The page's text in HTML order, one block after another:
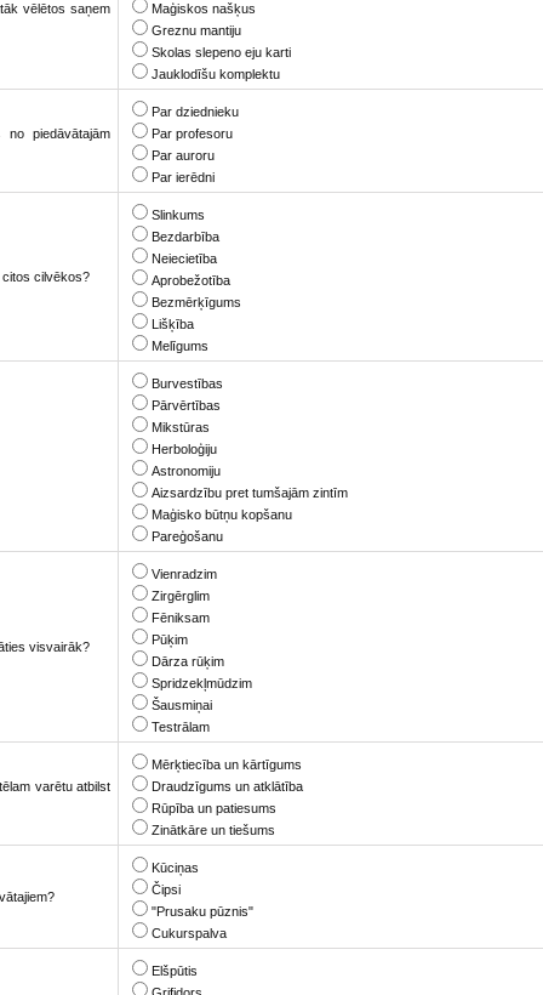
vēlētos saņem
Maģiskos našķus
Greznu mantiju
Skolas slepeno eju karti
Jauklodīšu komplektu
piedāvātajām
Par dziednieku
Par profesoru
Par auroru
Par ierēdni
cilvēkos?
Slinkums
Bezdarbība
Neiecietība
Aprobežotība
Bezmērķīgums
Lišķība
Melīgums
Burvestības
Pārvērtības
Mikstūras
Herboloģiju
Astronomiju
Aizsardzību pret tumšajām zintīm
Maģisko būtņu kopšanu
Pareģošanu
visvairāk?
Vienradzim
Zirgērglim
Fēniksam
Pūķim
Dārza rūķim
Spridzekļmūdzim
Šausmiņai
Testrālam
varētu atbilst
Mērķtiecība un kārtīgums
Draudzīgums un atklātība
Rūpība un patiesums
Zinātkāre un tiešums
Kūciņas
Čipsi
"Prusaku pūznis"
Cukurspalva
Elšpūtis